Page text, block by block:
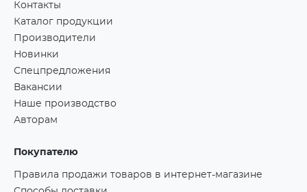
Контакты
Каталог продукции
Производители
Новинки
Спецпредложения
Вакансии
Наше производство
Авторам
Покупателю
Правила продажи товаров в интернет-магазине